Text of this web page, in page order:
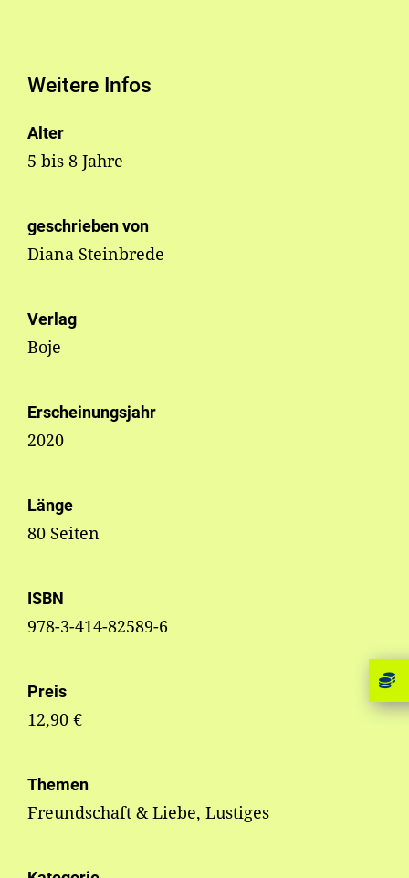
Weitere Infos
Alter
5 bis 8 Jahre
geschrieben von
Diana Steinbrede
Verlag
Boje
Erscheinungsjahr
2020
Länge
80 Seiten
ISBN
978-3-414-82589-6
Preis
12,90 €
Themen
Freundschaft & Liebe, Lustiges